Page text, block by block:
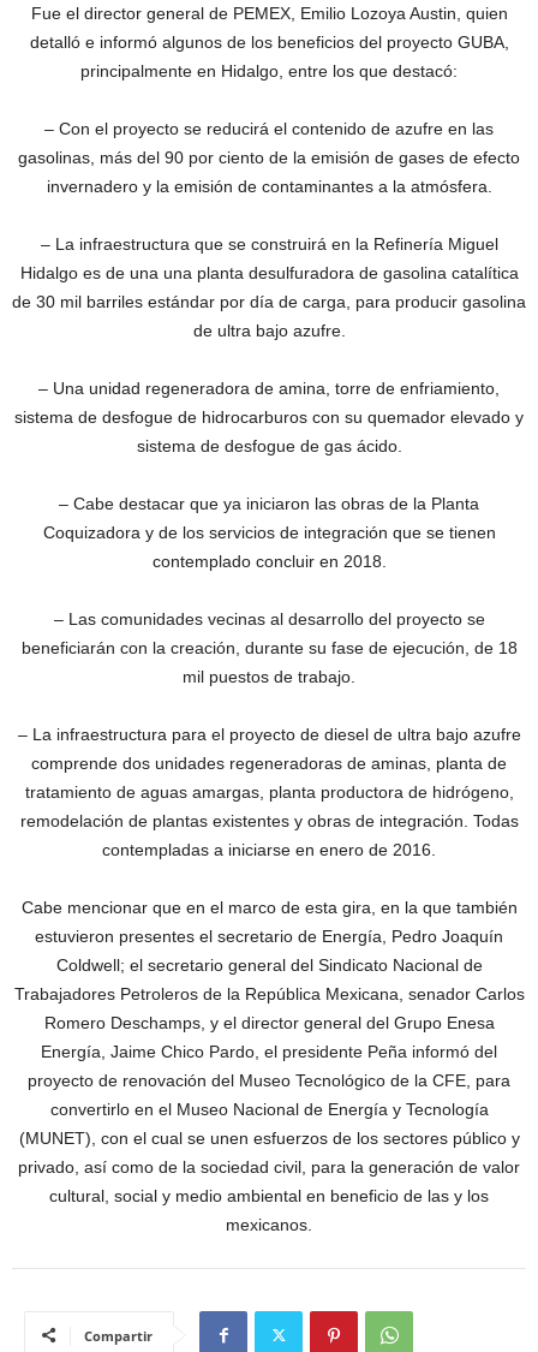
Fue el director general de PEMEX, Emilio Lozoya Austin, quien
detalló e informó algunos de los beneficios del proyecto GUBA,
principalmente en Hidalgo, entre los que destacó:
– Con el proyecto se reducirá el contenido de azufre en las
gasolinas, más del 90 por ciento de la emisión de gases de efecto
invernadero y la emisión de contaminantes a la atmósfera.
– La infraestructura que se construirá en la Refinería Miguel
Hidalgo es de una una planta desulfuradora de gasolina catalítica
de 30 mil barriles estándar por día de carga, para producir gasolina
de ultra bajo azufre.
– Una unidad regeneradora de amina, torre de enfriamiento,
sistema de desfogue de hidrocarburos con su quemador elevado y
sistema de desfogue de gas ácido.
– Cabe destacar que ya iniciaron las obras de la Planta
Coquizadora y de los servicios de integración que se tienen
contemplado concluir en 2018.
– Las comunidades vecinas al desarrollo del proyecto se
beneficiarán con la creación, durante su fase de ejecución, de 18
mil puestos de trabajo.
– La infraestructura para el proyecto de diesel de ultra bajo azufre
comprende dos unidades regeneradoras de aminas, planta de
tratamiento de aguas amargas, planta productora de hidrógeno,
remodelación de plantas existentes y obras de integración. Todas
contempladas a iniciarse en enero de 2016.
Cabe mencionar que en el marco de esta gira, en la que también
estuvieron presentes el secretario de Energía, Pedro Joaquín
Coldwell; el secretario general del Sindicato Nacional de
Trabajadores Petroleros de la República Mexicana, senador Carlos
Romero Deschamps, y el director general del Grupo Enesa
Energía, Jaime Chico Pardo, el presidente Peña informó del
proyecto de renovación del Museo Tecnológico de la CFE, para
convertirlo en el Museo Nacional de Energía y Tecnología
(MUNET), con el cual se unen esfuerzos de los sectores público y
privado, así como de la sociedad civil, para la generación de valor
cultural, social y medio ambiental en beneficio de las y los
mexicanos.
Compartir